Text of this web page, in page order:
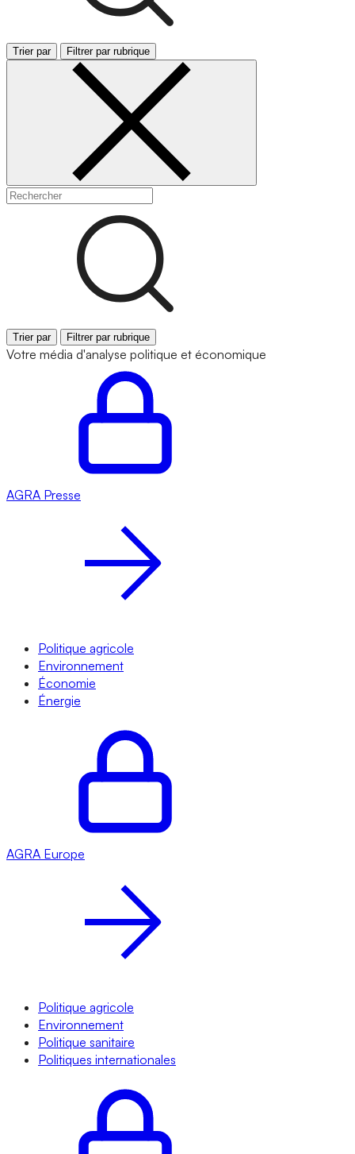
Trier par Filtrer par rubrique
Trier par Filtrer par rubrique
Votre média d'analyse politique et économique
AGRA Presse
Politique agricole
Environnement
Économie
Énergie
AGRA Europe
Politique agricole
Environnement
Politique sanitaire
Politiques internationales